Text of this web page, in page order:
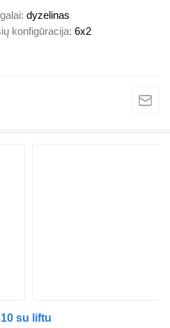
dyzelinas
konfigūracija 6x2
su liftu